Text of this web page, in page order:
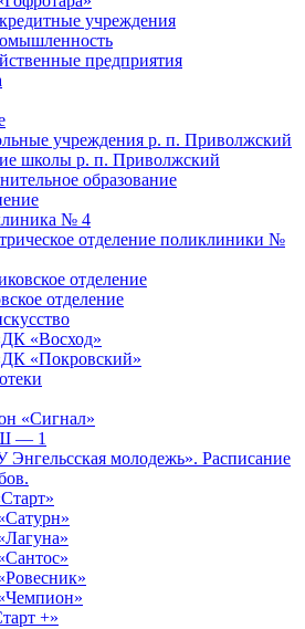
учреждения
предприятия
учреждения р. п. Приволжский
школы р. п. Приволжский
образование
№ 4
отделение поликлиники №
отделение
отделение
«Восход»
«Покровский»
«Сигнал»
— 1
молодежь». Расписание
+»